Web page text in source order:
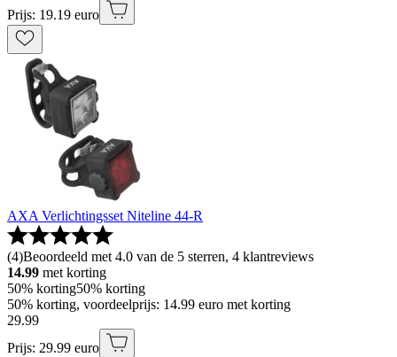
Prijs: 19.19 euro
AXA Verlichtingsset Niteline 44-R
(4)Beoordeeld met 4.0 van de 5 sterren, 4 klantreviews
14.99 met korting
50% korting50% korting
50% korting, voordeelprijs: 14.99 euro met korting
29.99
Prijs: 29.99 euro